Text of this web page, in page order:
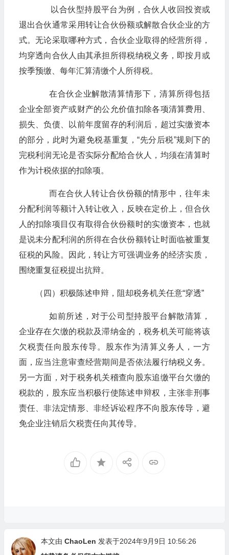
以合伙型持股平台为例，合伙人收回投资或
退出合伙通常采用转让合伙份额或解散合伙企业的方
式。无论采取哪种方式，合伙企业取得的经营所得，
均穿透向合伙人由其承担所得税纳税义务，即按月或
按季预缴、每年汇算清缴个人所得税。
在合伙企业解散清算情形下，清算所得包括
企业全部资产或财产的公允价值扣除各项清算费用、
损失、负债、以前年度留存的利润后，超过实缴资本
的部分，此时为避免税基重复，“先分后税”规则下的
完税利润无论是否实际分配给合伙人，均须在清算时
作为计税依据的扣除项。
而在合伙人转让合伙份额的情形中，往年未
分配利润等额计入转让收入，反映在定价上，但合伙
人的扣除项目仅有取得合伙份额时的实缴资本，也就
是说未分配利润的所得在合伙份额转让时面临被重复
征税的风险。因此，转让方可强调业务的经济实质，
围绕重复征税提出抗辩。
（四）积极陈述申辩，阻却税务机关任意“穿透”
如前所述，对于公司型持股平台解散清算，
企业存在欠缴的税款及滞纳金的，税务机关可能将该
欠税责任向股东传导。股东作为清算义务人，一方
面，应当注意审查经营期间是否依法履行纳税义务。
另一方面，对于税务机关稽查向股东追缴平台欠缴的
税款的，股东应当积极行使陈述申辩权，主张非刑事
责任、非法定情形、非经诉讼程序不向股东传导，避
免企业注销后欠税责任向其传导。
本文由 ChaoLen 发表于2024年9月9日 10:56:26